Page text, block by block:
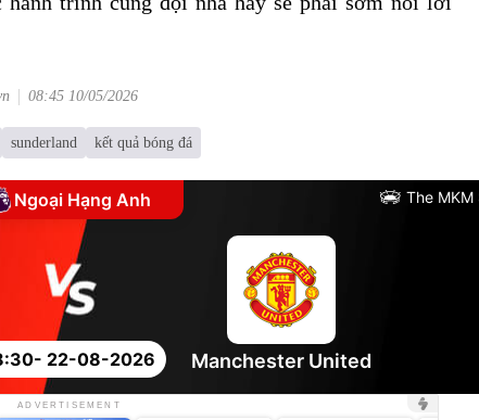
08:45 10/05/2026
sunderland kết quả bóng đá
Ngoại Hạng Anh The MKM
- 22-08-2026 Manchester United
ADVERTISEMENT